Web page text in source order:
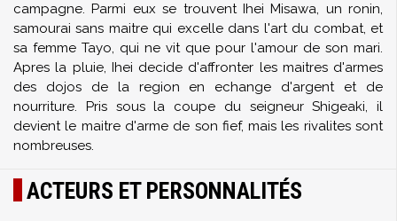
campagne. Parmi eux se trouvent Ihei Misawa, un ronin,
samourai sans maitre qui excelle dans l'art du combat, et
sa femme Tayo, qui ne vit que pour l'amour de son mari.
Apres la pluie, Ihei decide d'affronter les maitres d'armes
des dojos de la region en echange d'argent et de
nourriture. Pris sous la coupe du seigneur Shigeaki, il
devient le maitre d'arme de son fief, mais les rivalites sont
nombreuses.
ACTEURS ET PERSONNALITÉS